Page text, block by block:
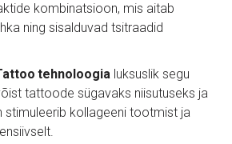
kombinatsioon, mis aitab
ning sisalduvad tsitraadid
tehnoloogia luksuslik segu
tattoode sügavaks niisutuseks ja
stimuleerib kollageeni tootmist ja